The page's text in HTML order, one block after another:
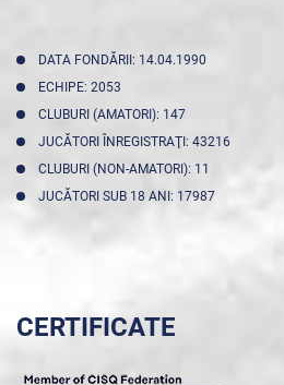
DATA FONDĂRII: 14.04.1990
ECHIPE: 2053
CLUBURI (AMATORI): 147
JUCĂTORI ÎNREGISTRAŢI: 43216
CLUBURI (NON-AMATORI): 11
JUCĂTORI SUB 18 ANI: 17987
CERTIFICATE